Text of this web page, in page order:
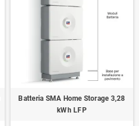
Batteria SMA Home Storage 3,28
kWh LFP